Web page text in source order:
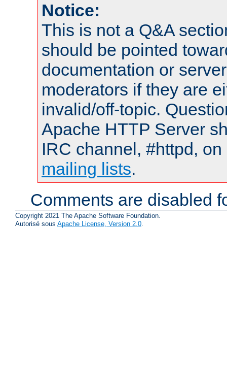
Notice:
This is not a Q&A
should be pointed
documentation or
moderators if they are
invalid/off-topic.
Apache HTTP Server
IRC channel, #httpd,
mailing lists.
Comments are disabled
Copyright 2021 The Apache Software Foundation.
Autorisé sous Apache License, Version 2.0.